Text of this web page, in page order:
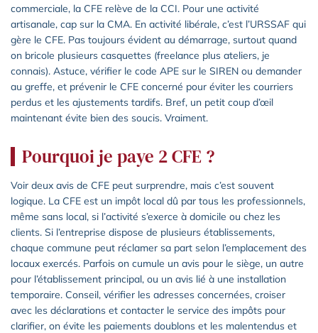
commerciale, la CFE relève de la CCI. Pour une activité
artisanale, cap sur la CMA. En activité libérale, c’est l’URSSAF qui
gère le CFE. Pas toujours évident au démarrage, surtout quand
on bricole plusieurs casquettes (freelance plus ateliers, je
connais). Astuce, vérifier le code APE sur le SIREN ou demander
au greffe, et prévenir le CFE concerné pour éviter les courriers
perdus et les ajustements tardifs. Bref, un petit coup d’œil
maintenant évite bien des soucis. Vraiment.
Pourquoi je paye 2 CFE ?
Voir deux avis de CFE peut surprendre, mais c’est souvent
logique. La CFE est un impôt local dû par tous les professionnels,
même sans local, si l’activité s’exerce à domicile ou chez les
clients. Si l’entreprise dispose de plusieurs établissements,
chaque commune peut réclamer sa part selon l’emplacement des
locaux exercés. Parfois on cumule un avis pour le siège, un autre
pour l’établissement principal, ou un avis lié à une installation
temporaire. Conseil, vérifier les adresses concernées, croiser
avec les déclarations et contacter le service des impôts pour
clarifier, on évite les paiements doublons et les malentendus et